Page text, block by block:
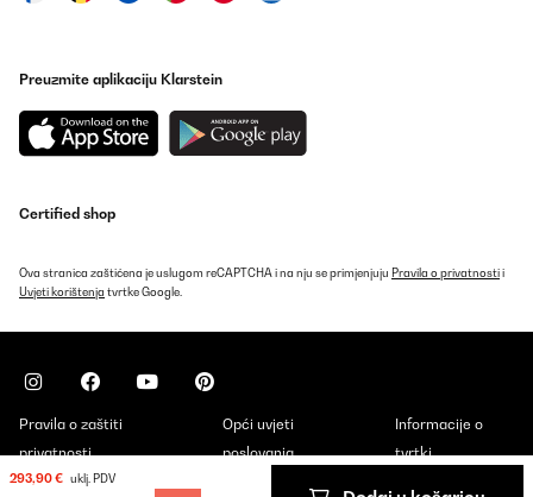
293,90 € uklj. PDV
alla Klarstein perchè è un prodotto di altissima qualità
Utente Amazon
Prevedi
Preuzmite aplikaciju Klarstein
Certified shop
Ova stranica zaštićena je uslugom reCAPTCHA i na nju se primjenjuju Pravila o privatnostii
Uvjeti korištenja tvrtke Google.
Pravila o zaštiti
privatnosti
Opći uvjeti
poslovanja
Informacije o
tvrtki